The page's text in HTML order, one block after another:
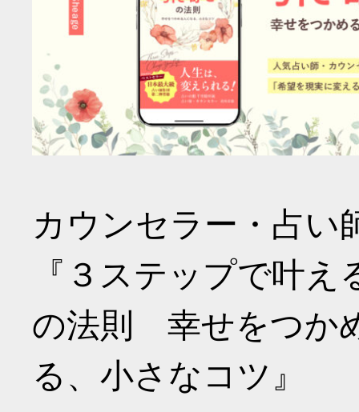
カウンセラー・占い
『３ステップで叶
の法則 幸せをつか
る、小さなコツ』